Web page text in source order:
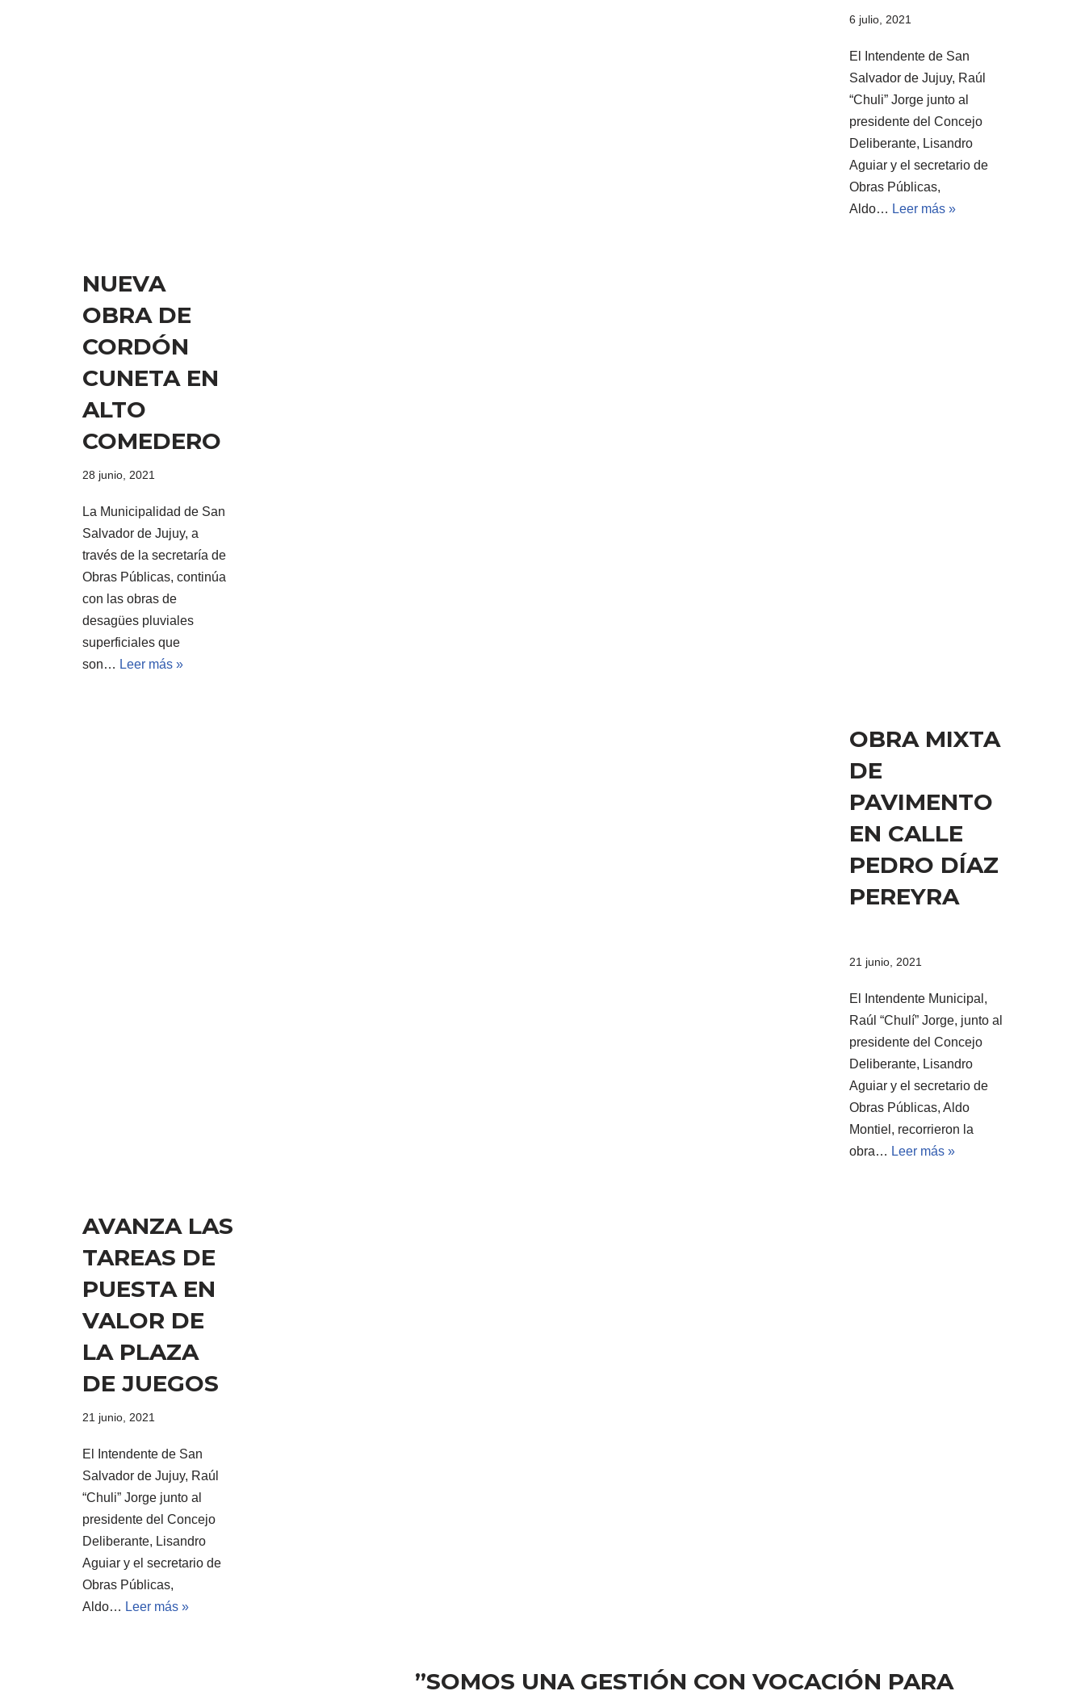
6 julio, 2021
El Intendente de San
Salvador de Jujuy, Raúl
“Chuli” Jorge junto al
presidente del Concejo
Deliberante, Lisandro
Aguiar y el secretario de
Obras Públicas,
Aldo… Leer más »
NUEVA
OBRA DE
CORDÓN
CUNETA EN
ALTO
COMEDERO
28 junio, 2021
La Municipalidad de San
Salvador de Jujuy, a
través de la secretaría de
Obras Públicas, continúa
con las obras de
desagües pluviales
superficiales que
son… Leer más »
OBRA MIXTA
DE
PAVIMENTO
EN CALLE
PEDRO DÍAZ
PEREYRA
21 junio, 2021
El Intendente Municipal,
Raúl “Chulí” Jorge, junto al
presidente del Concejo
Deliberante, Lisandro
Aguiar y el secretario de
Obras Públicas, Aldo
Montiel, recorrieron la
obra… Leer más »
AVANZA LAS
TAREAS DE
PUESTA EN
VALOR DE
LA PLAZA
DE JUEGOS
21 junio, 2021
El Intendente de San
Salvador de Jujuy, Raúl
“Chuli” Jorge junto al
presidente del Concejo
Deliberante, Lisandro
Aguiar y el secretario de
Obras Públicas,
Aldo… Leer más »
”SOMOS UNA GESTIÓN CON VOCACIÓN PARA